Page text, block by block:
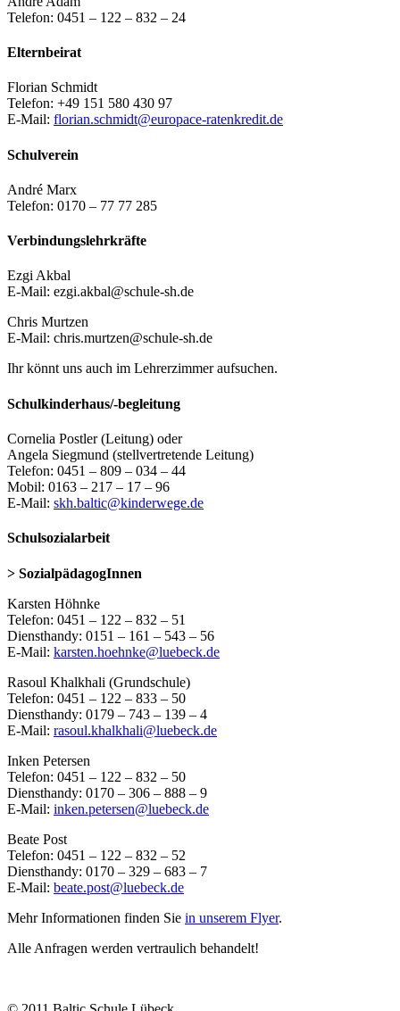
Telefon: 0451 – 122 – 832 – 24
Elternbeirat
Florian Schmidt
Telefon: +49 151 580 430 97
E-Mail: florian.schmidt@europace-ratenkredit.de
Schulverein
André Marx
Telefon: 0170 – 77 77 285
Verbindungslehrkräfte
Ezgi Akbal
E-Mail: ezgi.akbal@schule-sh.de
Chris Murtzen
E-Mail: chris.murtzen@schule-sh.de
Ihr könnt uns auch im Lehrerzimmer aufsuchen.
Schulkinderhaus/-begleitung
Cornelia Postler (Leitung) oder
Angela Siegmund (stellvertretende Leitung)
Telefon: 0451 – 809 – 034 – 44
Mobil: 0163 – 217 – 17 – 96
E-Mail: skh.baltic@kinderwege.de
Schulsozialarbeit
> SozialpädagogInnen
Karsten Höhnke
Telefon: 0451 – 122 – 832 – 51
Diensthandy: 0151 – 161 – 543 – 56
E-Mail: karsten.hoehnke@luebeck.de
Rasoul Khalkhali (Grundschule)
Telefon: 0451 – 122 – 833 – 50
Diensthandy: 0179 – 743 – 139 – 4
E-Mail: rasoul.khalkhali@luebeck.de
Inken Petersen
Telefon: 0451 – 122 – 832 – 50
Diensthandy: 0170 – 306 – 888 – 9
E-Mail: inken.petersen@luebeck.de
Beate Post
Telefon: 0451 – 122 – 832 – 52
Diensthandy: 0170 – 329 – 683 – 7
E-Mail: beate.post@luebeck.de
Mehr Informationen finden Sie in unserem Flyer.
Alle Anfragen werden vertraulich behandelt!